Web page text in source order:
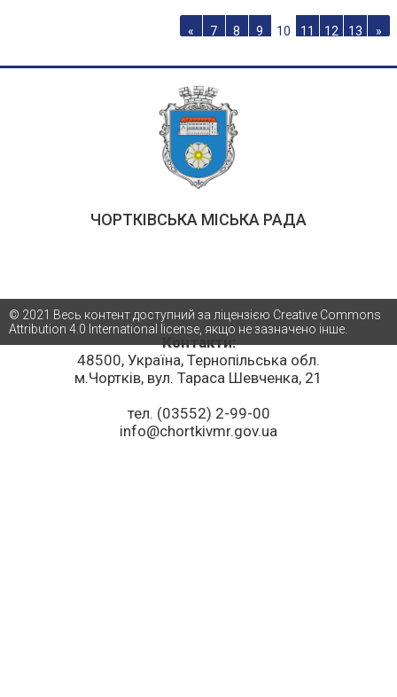
« 7 8 9 10 11 12 13 »
ЧОРТКІВСЬКА МІСЬКА РАДА
Контакти:
48500, Україна, Тернопільська обл.
м.Чортків, вул. Тараса Шевченка, 21
тел. (03552) 2-99-00
info@chortkivmr.gov.ua
© 2021 Весь контент доступний за ліцензією Creative Commons
Attribution 4.0 International license, якщо не зазначено інше.